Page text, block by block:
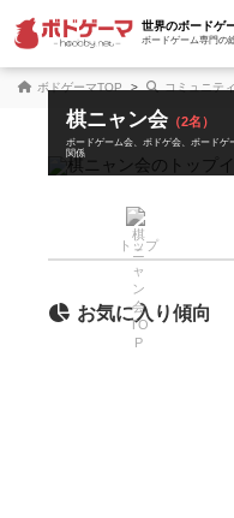
世界のボードゲ
ボードゲーム専門の
ボドゲーマTOP コミュニティ
棋ニャン会 （2名）
ボードゲーム会 ボドゲ会 ボードゲ
関係
トップ
お気に入り傾向